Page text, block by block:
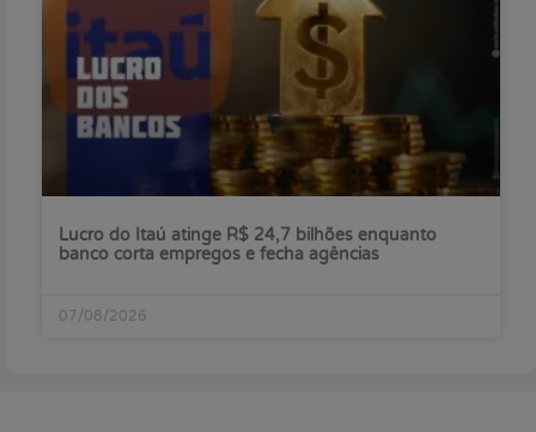
Lucro do Itaú atinge R$ 24,7 bilhões enquanto
banco corta empregos e fecha agências
07/08/2026